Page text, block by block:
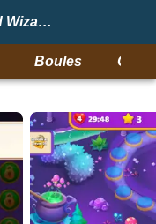
BestAllGames : Magic and Wizards Match
Boules